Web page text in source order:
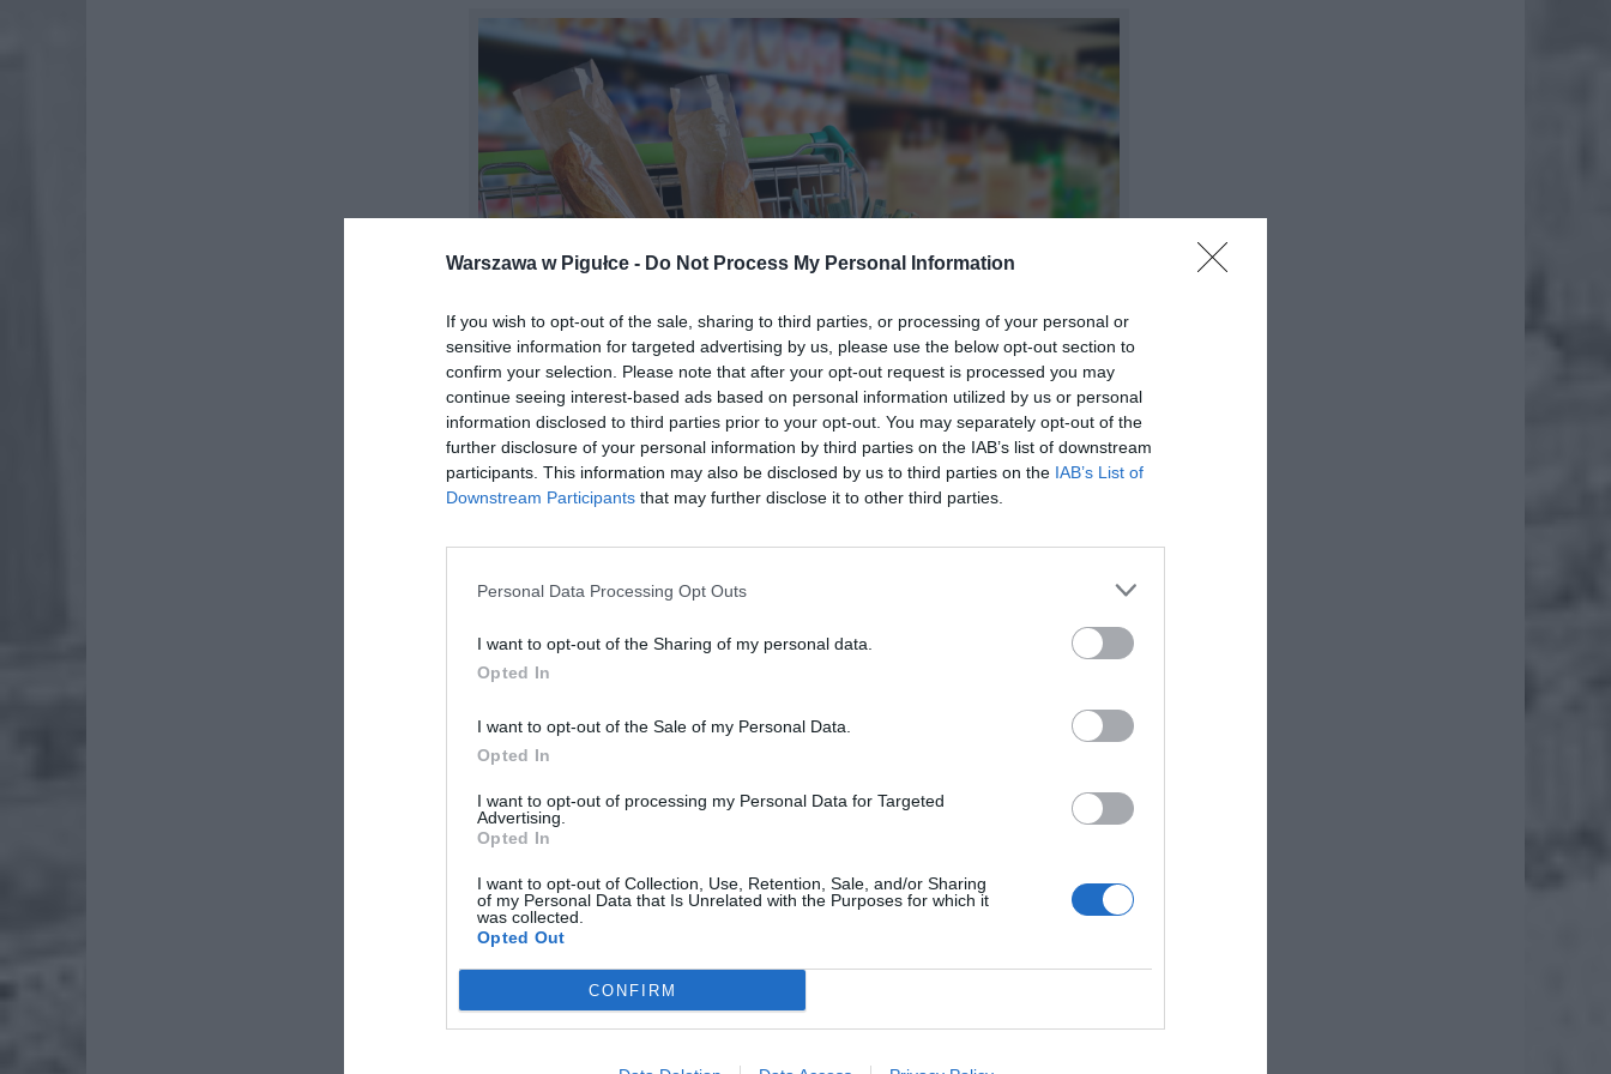
Warszawa w Pigułce - Do Not Process My Personal Information
If you wish to opt-out of the sale, sharing to third parties, or processing of your personal or
sensitive information for targeted advertising by us, please use the below opt-out section to
confirm your selection. Please note that after your opt-out request is processed you may
continue seeing interest-based ads based on personal information utilized by us or personal
information disclosed to third parties prior to your opt-out. You may separately opt-out of the
further disclosure of your personal information by third parties on the IAB’s list of downstream
participants. This information may also be disclosed by us to third parties on the IAB’s List of
Downstream Participants that may further disclose it to other third parties.
Personal Data Processing Opt Outs
I want to opt-out of the Sharing of my personal data.
Opted In
I want to opt-out of the Sale of my Personal Data.
Opted In
I want to opt-out of processing my Personal Data for Targeted
Advertising.
Opted In
I want to opt-out of Collection, Use, Retention, Sale, and/or Sharing
of my Personal Data that Is Unrelated with the Purposes for which it
was collected.
Opted Out
CONFIRM
Fot. Shutterstock
duże sieci handlowe będą czynne do późnych godzin wieczornych. Jednak przepisy
niedziele i święta oraz w niektóre inne dni.
ad
Jak podaje art. 8, w Wigilię oraz „w sobotę bezpośrednio poprzedzającą pierwszy
także powierzanie pracownikowi lub zatrudnionemu wykonywania pracy w handlu